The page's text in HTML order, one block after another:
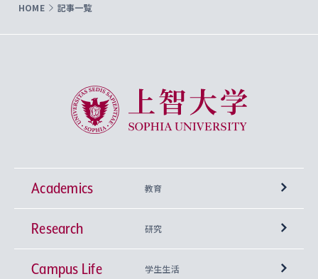
HOME 記事一覧
上智大学 Sophia University
Academics 教育
学部
神学部
興味から学科を探す
Research 研究
研究所 等
Campus Life 学生生活